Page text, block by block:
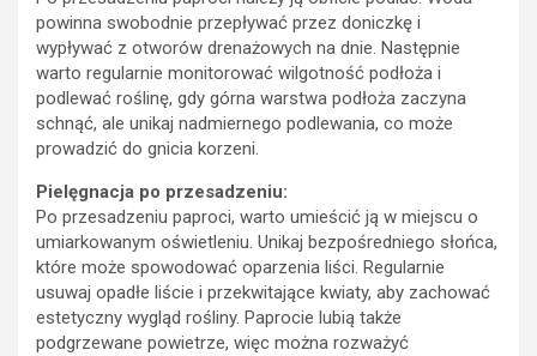
powinna swobodnie przepływać przez doniczkę i
wypływać z otworów drenażowych na dnie. Następnie
warto regularnie monitorować wilgotność podłoża i
podlewać roślinę, gdy górna warstwa podłoża zaczyna
schnąć, ale unikaj nadmiernego podlewania, co może
prowadzić do gnicia korzeni.
Pielęgnacja po przesadzeniu:
Po przesadzeniu paproci, warto umieścić ją w miejscu o
umiarkowanym oświetleniu. Unikaj bezpośredniego słońca,
które może spowodować oparzenia liści. Regularnie
usuwaj opadłe liście i przekwitające kwiaty, aby zachować
estetyczny wygląd rośliny. Paprocie lubią także
podgrzewane powietrze, więc można rozważyć